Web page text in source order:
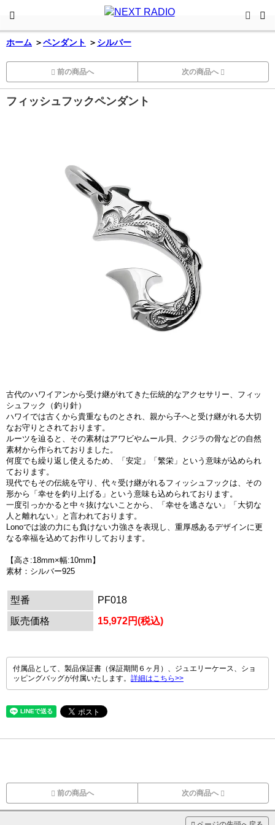
ホーム ＞ペンダント ＞ シルバー
前の商品へ 次の商品へ
フィッシュフックペンダント
古代のハワイアンから受け継がれてきた伝統的なアクセサリー、フィッ
シュフック（釣り針）
ハワイでは古くから貴重なものとされ、親から子へと受け継がれる大切
なお守りとされております。
ルーツを辿ると、その素材はアワビやムール貝、クジラの骨などの自然
素材から作られておりました。
何度でも繰り返し使えるため、「安定」「繁栄」という意味が込められ
ております。
現代でもその伝統を守り、代々受け継がれるフィッシュフックは、その
形から「幸せを釣り上げる」という意味も込められております。
一度引っかかると中々抜けないことから、「幸せを逃さない」「大切な
人と離れない」と言われております。
Lonoでは波の力にも負けない力強さを表現し、重厚感あるデザインに更
なる幸福を込めてお作りしております。
【高さ:18mm×幅:10mm】
素材：シルバー925
型番
PF018
販売価格
15,972円(税込)
付属品として、製品保証書（保証期間６ヶ月）、ジュエリーケース、ショ
ッピングバッグが付属いたします。 詳細はこちら>>
前の商品へ 次の商品へ